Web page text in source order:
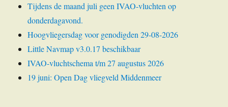
Tijdens de maand juli geen IVAO-vluchten op
donderdagavond.
Hoogvliegersdag voor genodigden 29-08-2026
Little Navmap v3.0.17 beschikbaar
IVAO-vluchtschema t/m 27 augustus 2026
19 juni: Open Dag vliegveld Middenmeer